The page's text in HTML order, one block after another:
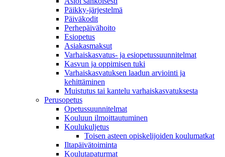
Päikky-järjestelmä
Päiväkodit
Perhepäivähoito
Esiopetus
Asiakasmaksut
Varhaiskasvatus- ja esiopetussuunnitelmat
Kasvun ja oppimisen tuki
Varhaiskasvatuksen laadun arviointi ja
kehittäminen
Muistutus tai kantelu varhaiskasvatuksesta
Perusopetus
Opetussuunnitelmat
Kouluun ilmoittautuminen
Koulukuljetus
Toisen asteen opiskelijoiden koulumatkat
Iltapäivätoiminta
Koulutapaturmat